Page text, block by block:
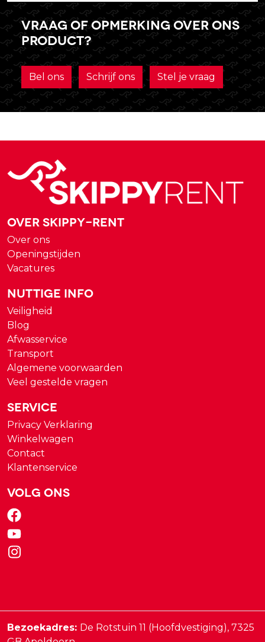
Vraag of opmerking over ons
product?
Bel ons Schrijf ons Stel je vraag
Over Skippy-rent
Over ons
Openingstijden
Vacatures
Nuttige Info
Veiligheid
Blog
Afwasservice
Transport
Algemene voorwaarden
Veel gestelde vragen
Service
Privacy Verklaring
Winkelwagen
Contact
Klantenservice
Volg ons
Bezoekadres: De Rotstuin 11 (Hoofdvestiging), 7325